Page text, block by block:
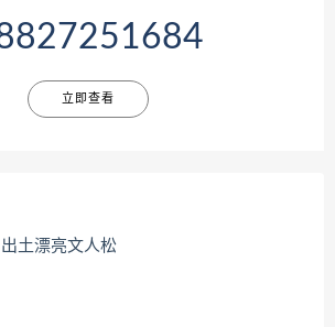
立即查看
出土漂亮文人松